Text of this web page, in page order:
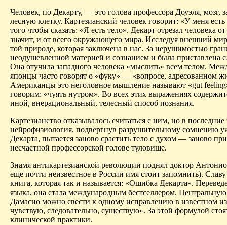
Человек, по Декарту, — это голова профессора Доуэля, мозг,
лесную клетку. Картезианский человек говорит: «У меня есть
того чтобы сказать: «Я есть тело». Декарт отрезал человека от
значит, и от всего окружающего мира. Исследуя внешний
той природе, которая заключена в нас. За нерушимостью
неодушевленной материей и сознанием и была приставлена
Она отучила западного человека «мыслить» всем телом.
японцы часто говорят о «фуку» — «вопросе, адресованном
Американцы это неголовное мышление называют «gut feeling
говорим: «чуять нутром». Во всех этих выражениях
иной, внерациональный, телесный способ познания.
Картезианство отказывалось считаться с ним, но в
нейрофизиология, подвергнув разрушительному сомнению
Декарта, пытается заново срастить тело с духом — заново
несчастной профессорской голове туловище.
Знамя антикартезианской революции поднял доктор
еще почти неизвестное в России имя стоит запомнить).
книга, которая так и называется: «Ошибка Декарта».
языка, она стала международным бестселлером.
Дамасио можно свести к одному исправлению в известном
чувствую, следовательно, существую». За этой формулой
клинической практики.